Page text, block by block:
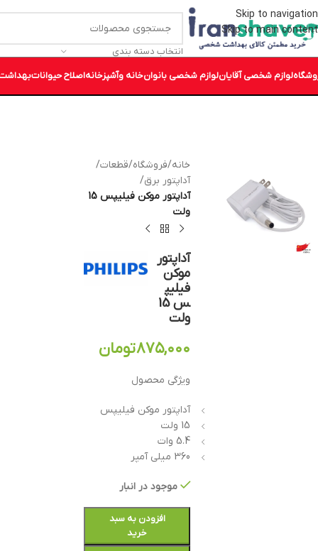
Skip to navigation
Skip to main content
انتخاب دسته بندی
لوازم شخصی آقایانلوازم شخصی بانوانخانه وآشپزخانهاصلاح حیوانات
خانه/فروشگاه/قطعات/
آداپتور برق/
آداپتور موکن فیلیپس 15
ولت
آداپتور
موکن
فیلیپ
س 15
ولت
۸۷۵,۰۰۰تومان
ویژگی محصول
آداپتور موکن فیلیپس
15 ولت
5.4 وات
360 میلی آمپر
موجود در انبار
افزودن به سبد
خرید